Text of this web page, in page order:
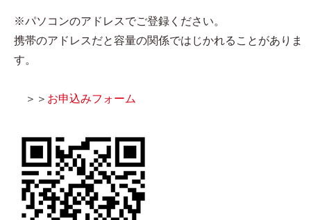
※パソコンのアドレスでご登録ください。
携帯のアドレスだと容量の関係ではじかれることがありま
す。
＞＞ お申込みフォーム